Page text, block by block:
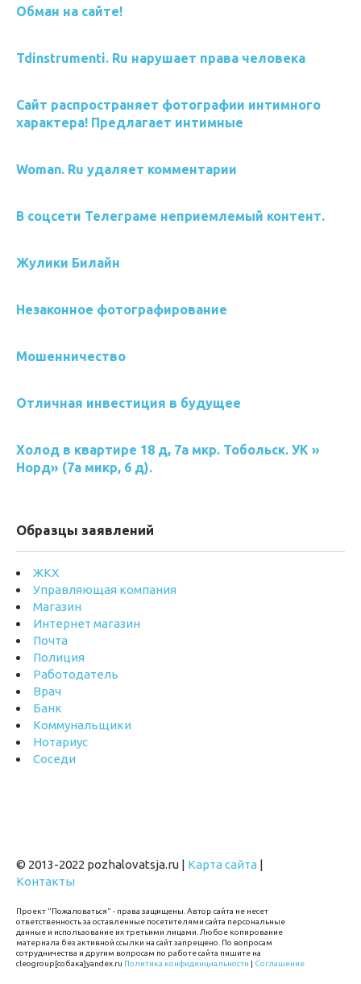
Обман на сайте!
Tdinstrumenti. Ru нарушает права человека
Сайт распространяет фотографии интимного
характера! Предлагает интимные
Woman. Ru удаляет комментарии
В соцсети Телеграме неприемлемый контент.
Жулики Билайн
Незаконное фотографирование
Мошенничество
Отличная инвестиция в будущее
Холод в квартире 18 д, 7а мкр. Тобольск. УК »
Норд» (7а микр, 6 д).
Образцы заявлений
ЖКХ
Управляющая компания
Магазин
Интернет магазин
Почта
Полиция
Работодатель
Врач
Банк
Коммунальщики
Нотариус
Соседи
© 2013-2022 pozhalovatsja.ru | Карта сайта |
Контакты
Проект "Пожаловаться" - права защищены. Автор сайта не несет
ответственность за оставленные посетителями сайта персональные
данные и использование их третьими лицами. Любое копирование
материала без активной ссылки на сайт запрещено. По вопросам
сотрудничества и другим вопросам по работе сайта пишите на
cleogroup[собака]yandex.ru Политика конфиденциальности | Соглашение